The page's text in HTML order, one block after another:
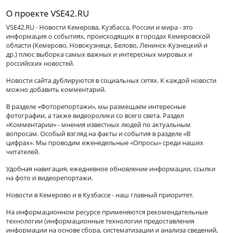
О проекте VSE42.RU
VSE42.RU - Новости Кемерова, Кузбасса, России и мира - это
информация о событиях, происходящих в городах Кемеровской
области (Кемерово, Новокузнецк, Белово, Ленинск-Кузнецкий и
др.) плюс выборка самых важных и интересных мировых и
российских новостей.
Новости сайта дублируются в социальных сетях. К каждой новости
можно добавить комментарий.
В разделе «Фоторепортажи», мы размещаем интересные
фотографии, а также видеоролики со всего света. Раздел
«Комментарии» - мнения известных людей по актуальным
вопросам. Особый взгляд на факты и события в разделе «В
цифрах». Мы проводим еженедельные «Опросы» среди наших
читателей.
Удобная навигация, ежедневное обновление информации, ссылки
на фото и видеорепортажи.
Новости в Кемерово и в Кузбассе - наш главный приоритет.
На информационном ресурсе применяются рекомендательные
технологии (информационные технологии предоставления
информации на основе сбора, систематизации и анализа сведений,